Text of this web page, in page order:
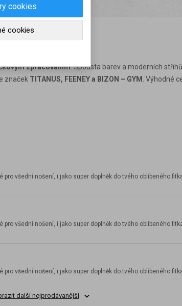
zpracováním. Spousta barev a moderních střihů
značek TITANUS, FEENEY a BIZON – GYM . Výhodné
všední nošení, i jako super doplněk do tvého oblíbeného
všední nošení, i jako super doplněk do tvého oblíbeného
všední nošení, i jako super doplněk do tvého oblíbeného
další nejprodávanější
cookies
cookies